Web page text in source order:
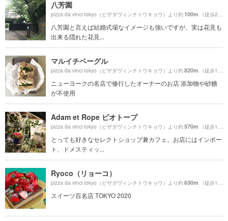
八芳園
pizza da vinci tokyo（ピザダヴィンチトウキョウ）より約100m （徒歩2分）
八芳園と言えば結婚式場なイメージも強いですが、実は花見も
出来る隠れた花見...
マルイチベーグル
pizza da vinci tokyo（ピザダヴィンチトウキョウ）より約820m （徒歩14分）
ニューヨークの名店で修行したオーナーのお店 添加物や砂糖
が不使用
Adam et Rope ビオトープ
pizza da vinci tokyo（ピザダヴィンチトウキョウ）より約570m （徒歩10分）
とっても好きなセレクトショップ兼カフェ。お店にはインポー
ト、ドメスティッ...
Ryoco（リョーコ）
pizza da vinci tokyo（ピザダヴィンチトウキョウ）より約630m （徒歩11分）
スイーツ百名店 TOKYO 2020